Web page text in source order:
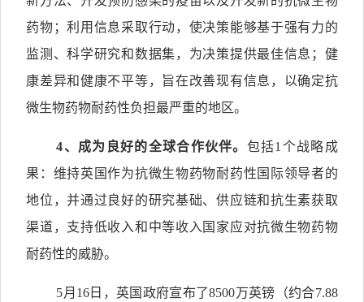
药物；利用信息采取行动，使决策能够基于强有力的
监测、科学研究和数据集，为决策提供最佳信息；健
康差异和健康不平等，旨在改善现有信息，以确定抗
微生物药物耐药性负担最严重的地区。
4、成为良好的全球合作伙伴。 包括1个战略成
果：维持英国作为抗微生物药物耐药性国际领导者的
地位，并通过良好的研究基础、供应链和抗生素获取
渠道，支持低收入和中等收入国家应对抗微生物药物
耐药性的威胁。
5月16日，英国政府宣布了8500万英镑（约合7.88